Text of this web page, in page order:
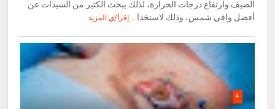
الصيف وارتفاع درجات الحرارة، لذلك يبحث الكثير من السيدات عن
أفضل واقي شمس، وذلك لاستخدا...
إقرأ/ي المزيد
4